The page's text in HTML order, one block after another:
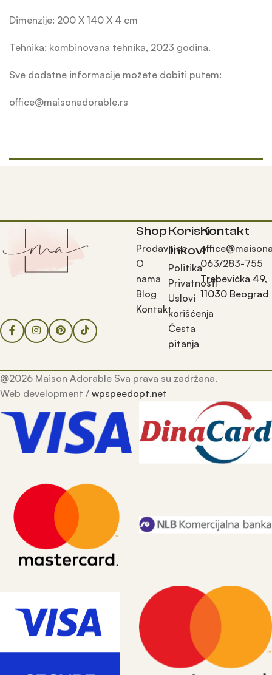
Dimenzije: 200 X 140 X 4 cm
Tehnika: kombinovana tehnika, 2023 godina.
Sve dodatne informacije možete dobiti putem:
office@maisonadorable.rs
Shop
Prodavnica
O
nama
Blog
Kontakt
Korisni
linkovi
Politika
Privatnosti
Uslovi
korišćenja
Česta
pitanja
Kontakt
063/283-755
Trebevićka 49,
11030 Beograd
@2026 Maison Adorable Sva prava su zadržana.
Web development / wpspeedopt.net